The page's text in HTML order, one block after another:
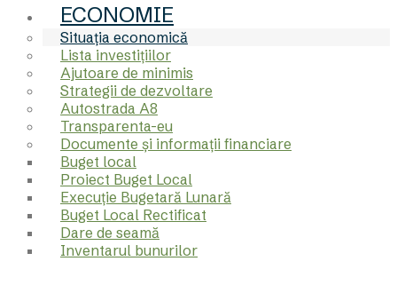
ECONOMIE
Situația economică
Lista investițiilor
Ajutoare de minimis
Strategii de dezvoltare
Autostrada A8
Transparenta-eu
Documente şi informaţii financiare
Buget local
Proiect Buget Local
Execuție Bugetară Lunară
Buget Local Rectificat
Dare de seamă
Inventarul bunurilor